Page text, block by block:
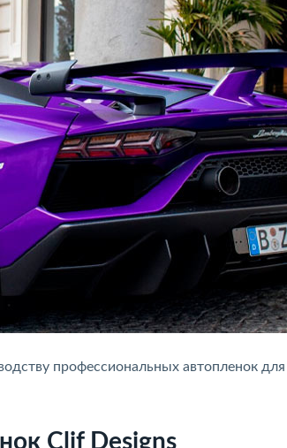
профессиональных автопленок
Clif Designs